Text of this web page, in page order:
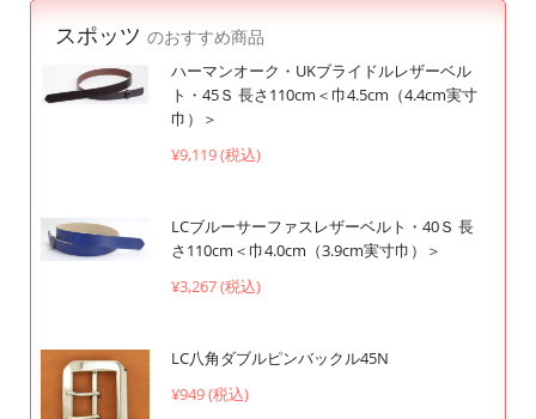
スポッツ のおすすめ商品
ハーマンオーク・UKブライドルレザーベル
ト・45Ｓ 長さ110cm＜巾4.5cm（4.4cm実寸
巾）＞
¥9,119 (税込)
LCブルーサーファスレザーベルト・40Ｓ 長
さ110cm＜巾4.0cm（3.9cm実寸巾）＞
¥3,267 (税込)
LC八角ダブルピンバックル45N
¥949 (税込)